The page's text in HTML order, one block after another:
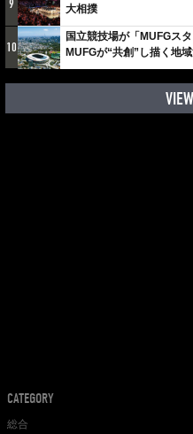
9
大相撲
10
国立競技場が「MUFGス
MUFGが“共創”し描く地
CATEGORY
総合